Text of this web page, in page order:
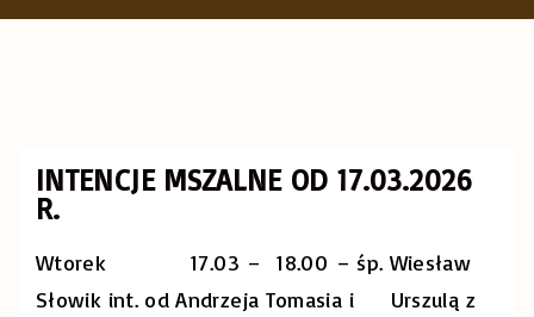
INTENCJE MSZALNE OD 17.03.2026
R.
Wtorek 17.03 – 18.00 – śp. Wiesław
Słowik int. od Andrzeja Tomasia i Urszulą z